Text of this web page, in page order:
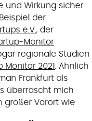
und Wirkung sicher
der
e.V., der
Monitor
regionale Studien
Monitor 2021. Ähnlich
Frankfurt als
überrascht mich
großer Vorort wie